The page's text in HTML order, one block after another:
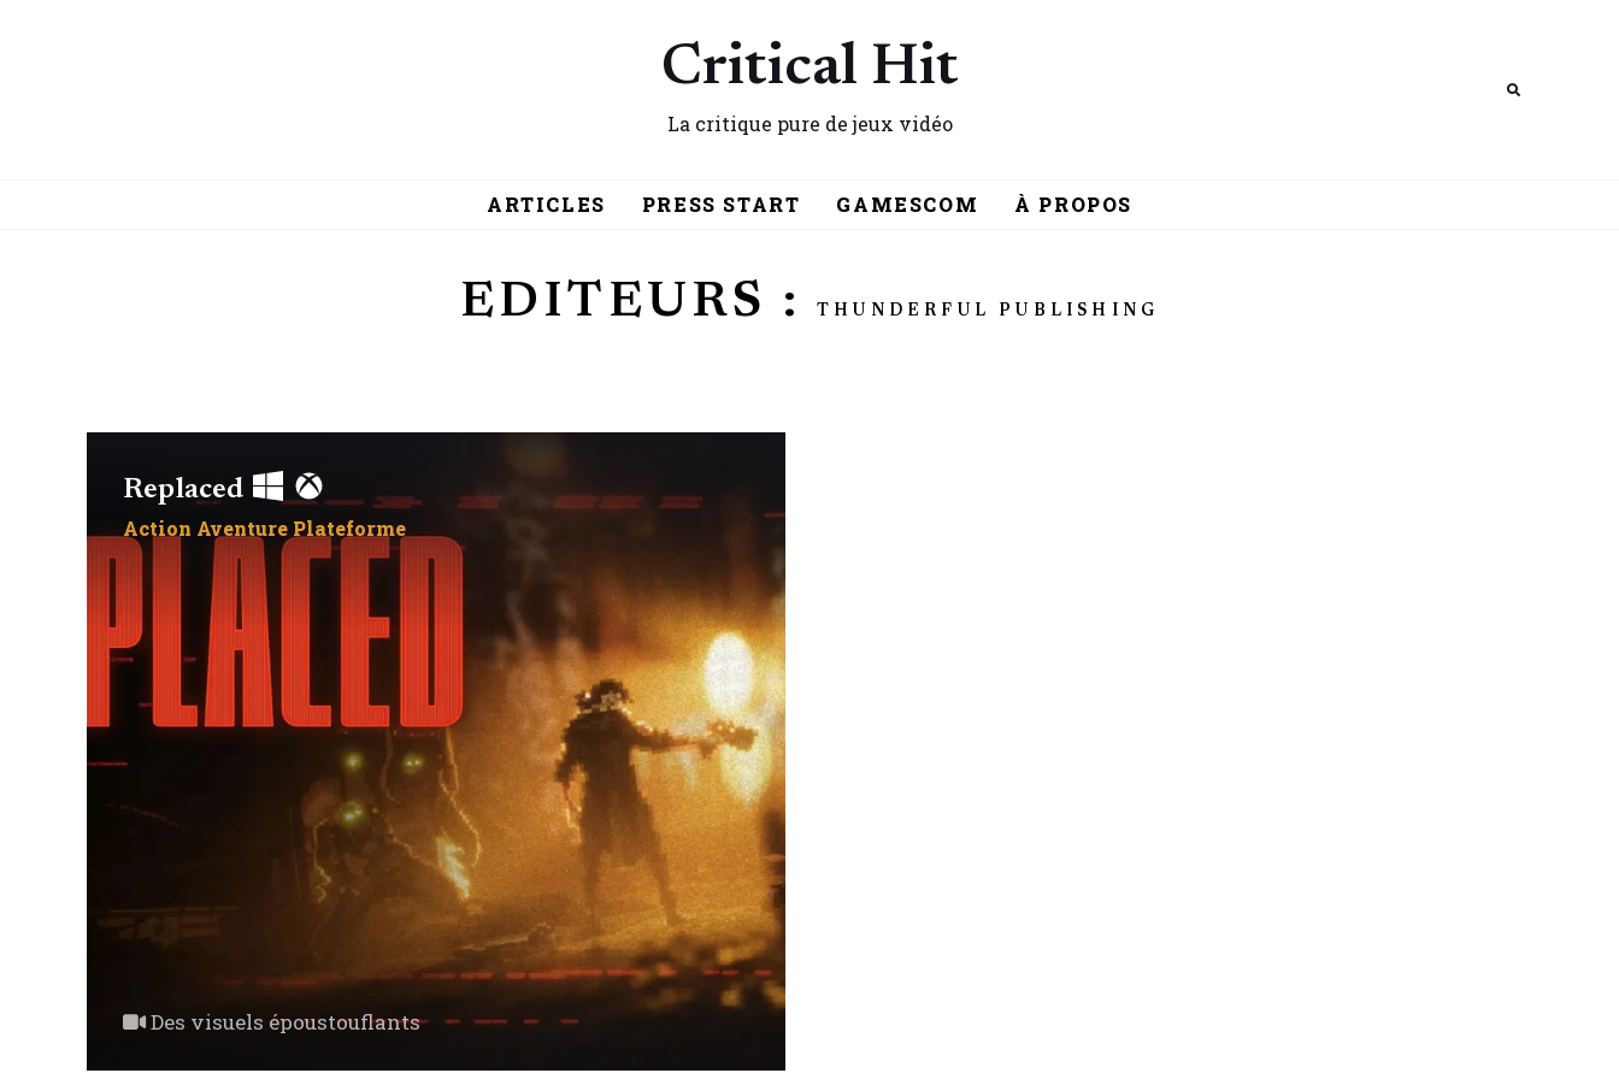
Critical Hit
La critique pure de jeux vidéo
ARTICLES PRESS START GAMESCOM À PROPOS
EDITEURS : THUNDERFUL PUBLISHING
Replaced
Action Aventure Plateforme
Des visuels époustouflants